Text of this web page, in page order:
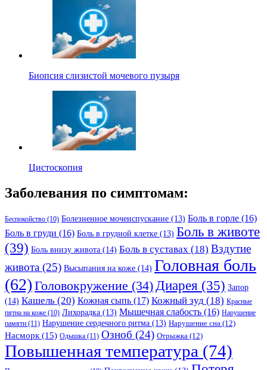
Биопсия слизистой мочевого пузыря
Цистоскопия
Заболевания по симптомам:
Беспокойство (10) Болезненное мочеиспускание (13) Боль в горле (16)
Боль в груди (16) Боль в грудной клетке (13) Боль в животе
(39) Боль внизу живота (14) Боль в суставах (18) Вздутие
живота (25) Высыпания на коже (14) Головная боль
(62) Головокружение (34)Диарея (35) Запор
(14) Кашель (20) Кожная сыпь (17) Кожный зуд (18) Красные
пятна на коже (10) Лихорадка (13) Мышечная слабость (16) Нарушение
памяти (11) Нарушение сердечного ритма (13) Нарушение сна (12)
Насморк (15) Одышка (11) Озноб (24) Отрыжка (12)
Повышенная температура (74)